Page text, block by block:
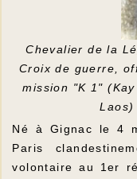
Chevalier de la
Croix de guerre,
mission "K 1"
Laos)
Né à Gignac le 4
Paris
volontaire au 1er